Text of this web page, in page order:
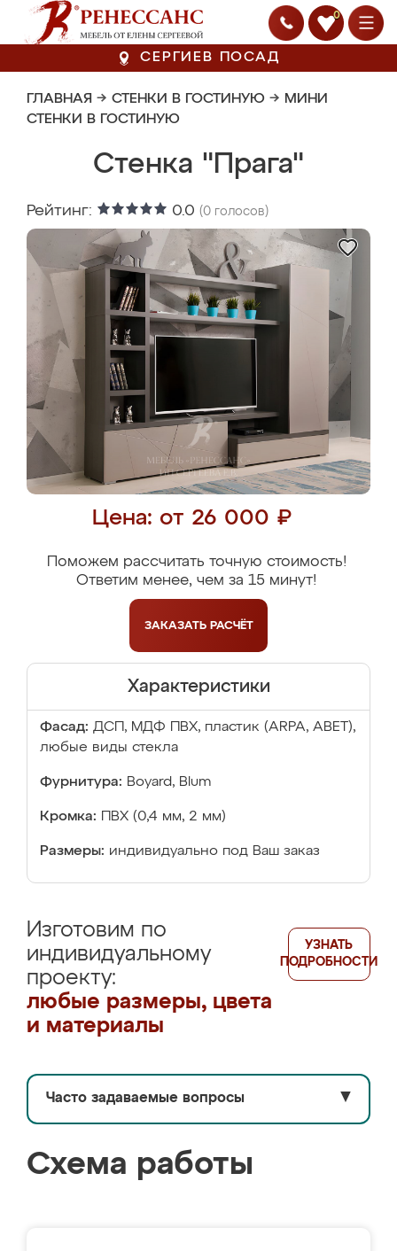
0
СЕРГИЕВ ПОСАД
ГЛАВНАЯ → СТЕНКИ В ГОСТИНУЮ → МИНИ
СТЕНКИ В ГОСТИНУЮ
Стенка "Прага"
Рейтинг: 0.0 (0 голосов)
Цена: от 26 000 ₽
Поможем рассчитать точную стоимость!
Ответим менее, чем за 15 минут!
ЗАКАЗАТЬ РАСЧЁТ
Характеристики
Фасад: ДСП, МДФ ПВХ, пластик (ARPA, ABET),
любые виды стекла
Фурнитура: Boyard, Blum
Кромка: ПВХ (0,4 мм, 2 мм)
Размеры: индивидуально под Ваш заказ
Изготовим по
индивидуальному
проекту:
любые размеры, цвета
и материалы
УЗНАТЬ
ПОДРОБНОСТИ
Часто задаваемые вопросы ▼
Схема работы